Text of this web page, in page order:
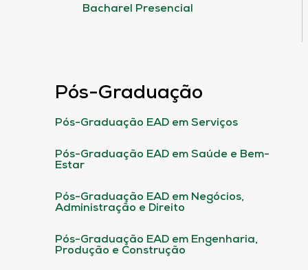
Bacharel Presencial
Pós-Graduação
Pós-Graduação EAD em Serviços
Pós-Graduação EAD em Saúde e Bem-
Estar
Pós-Graduação EAD em Negócios,
Administração e Direito
Pós-Graduação EAD em Engenharia,
Produção e Construção